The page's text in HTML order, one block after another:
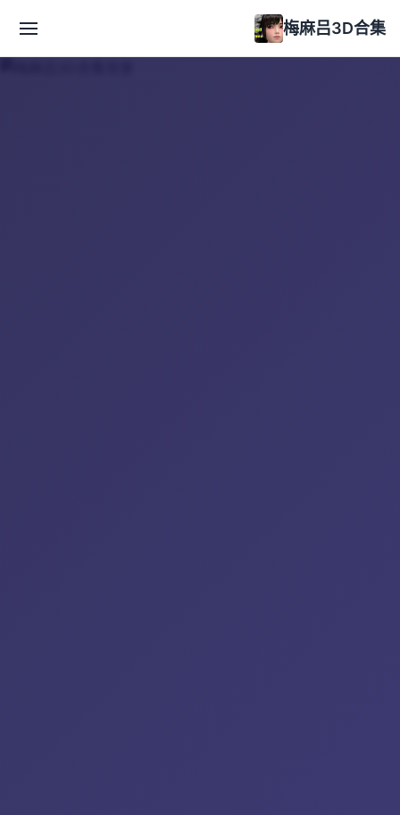
梅麻吕3D合集